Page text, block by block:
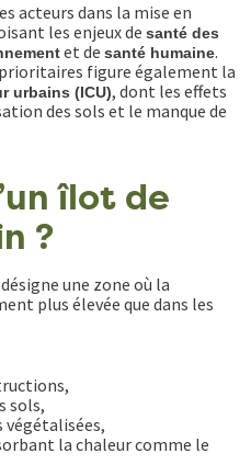
acteurs dans la mise en
les enjeux desanté des
et desanté humaine.
figure également la
urbains (ICU), dont les effets
des sols et le manque de
îlot de
?
désigne une zone où la
plus élevée que dans les
sols,
végétalisées,
la chaleur comme le